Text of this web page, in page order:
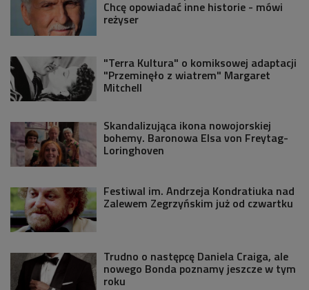
Chcę opowiadać inne historie - mówi
reżyser
"Terra Kultura" o komiksowej adaptacji
"Przeminęło z wiatrem" Margaret
Mitchell
Skandalizująca ikona nowojorskiej
bohemy. Baronowa Elsa von Freytag-
Loringhoven
Festiwal im. Andrzeja Kondratiuka nad
Zalewem Zegrzyńskim już od czwartku
Trudno o następcę Daniela Craiga, ale
nowego Bonda poznamy jeszcze w tym
roku